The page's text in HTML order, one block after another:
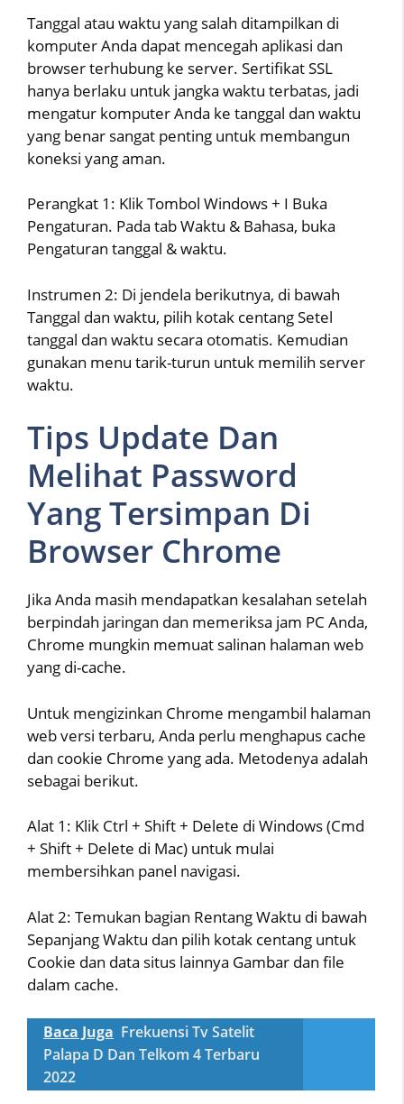
Tanggal atau waktu yang salah ditampilkan di
komputer Anda dapat mencegah aplikasi dan
browser terhubung ke server. Sertifikat SSL
hanya berlaku untuk jangka waktu terbatas, jadi
mengatur komputer Anda ke tanggal dan waktu
yang benar sangat penting untuk membangun
koneksi yang aman.
Perangkat 1: Klik Tombol Windows + I Buka
Pengaturan. Pada tab Waktu & Bahasa, buka
Pengaturan tanggal & waktu.
Instrumen 2: Di jendela berikutnya, di bawah
Tanggal dan waktu, pilih kotak centang Setel
tanggal dan waktu secara otomatis. Kemudian
gunakan menu tarik-turun untuk memilih server
waktu.
Tips Update Dan
Melihat Password
Yang Tersimpan Di
Browser Chrome
Jika Anda masih mendapatkan kesalahan setelah
berpindah jaringan dan memeriksa jam PC Anda,
Chrome mungkin memuat salinan halaman web
yang di-cache.
Untuk mengizinkan Chrome mengambil halaman
web versi terbaru, Anda perlu menghapus cache
dan cookie Chrome yang ada. Metodenya adalah
sebagai berikut.
Alat 1: Klik Ctrl + Shift + Delete di Windows (Cmd
+ Shift + Delete di Mac) untuk mulai
membersihkan panel navigasi.
Alat 2: Temukan bagian Rentang Waktu di bawah
Sepanjang Waktu dan pilih kotak centang untuk
Cookie dan data situs lainnya Gambar dan file
dalam cache.
Baca Juga Frekuensi Tv Satelit
Palapa D Dan Telkom 4 Terbaru
2022